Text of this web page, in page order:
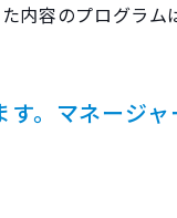
内容のプログラ
。マネージ